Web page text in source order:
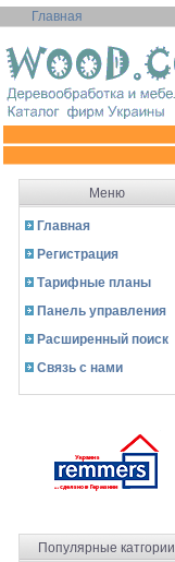
Главная
Меню
Главная
Регистрация
Тарифные планы
Панель управления
Расширенный поиск
Связь с нами
Популярные катгории